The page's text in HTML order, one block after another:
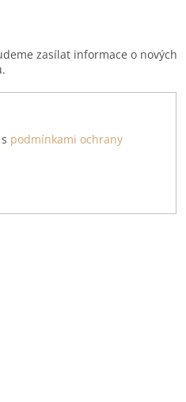
zasílat informace o nových
podmínkami ochrany